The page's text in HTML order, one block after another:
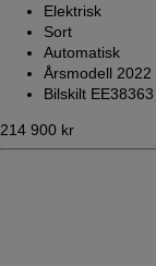
Elektrisk
Sort
Automatisk
Årsmodell 2022
Bilskilt EE38363
214 900 kr